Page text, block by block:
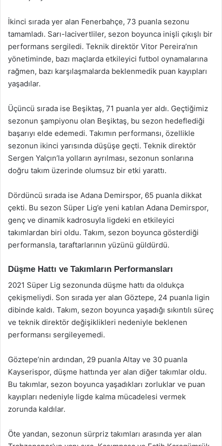
İkinci sırada yer alan Fenerbahçe, 73 puanla sezonu
tamamladı. Sarı-lacivertliler, sezon boyunca inişli çıkışlı bir
performans sergiledi. Teknik direktör Vitor Pereira’nın
yönetiminde, bazı maçlarda etkileyici futbol oynamalarına
rağmen, bazı karşılaşmalarda beklenmedik puan kayıpları
yaşadılar.
Üçüncü sırada ise Beşiktaş, 71 puanla yer aldı. Geçtiğimiz
sezonun şampiyonu olan Beşiktaş, bu sezon hedeflediği
başarıyı elde edemedi. Takımın performansı, özellikle
sezonun ikinci yarısında düşüşe geçti. Teknik direktör
Sergen Yalçın’la yolların ayrılması, sezonun sonlarına
doğru takım üzerinde olumsuz bir etki yarattı.
Dördüncü sırada ise Adana Demirspor, 65 puanla dikkat
çekti. Bu sezon Süper Lig’e yeni katılan Adana Demirspor,
genç ve dinamik kadrosuyla ligdeki en etkileyici
takımlardan biri oldu. Takım, sezon boyunca gösterdiği
performansla, taraftarlarının yüzünü güldürdü.
Düşme Hattı ve Takımların Performansları
2021 Süper Lig sezonunda düşme hattı da oldukça
çekişmeliydi. Son sırada yer alan Göztepe, 24 puanla ligin
dibinde kaldı. Takım, sezon boyunca yaşadığı sıkıntılı süreç
ve teknik direktör değişiklikleri nedeniyle beklenen
performansı sergileyemedi.
Göztepe’nin ardından, 29 puanla Altay ve 30 puanla
Kayserispor, düşme hattında yer alan diğer takımlar oldu.
Bu takımlar, sezon boyunca yaşadıkları zorluklar ve puan
kayıpları nedeniyle ligde kalma mücadelesi vermek
zorunda kaldılar.
Öte yandan, sezonun sürpriz takımları arasında yer alan